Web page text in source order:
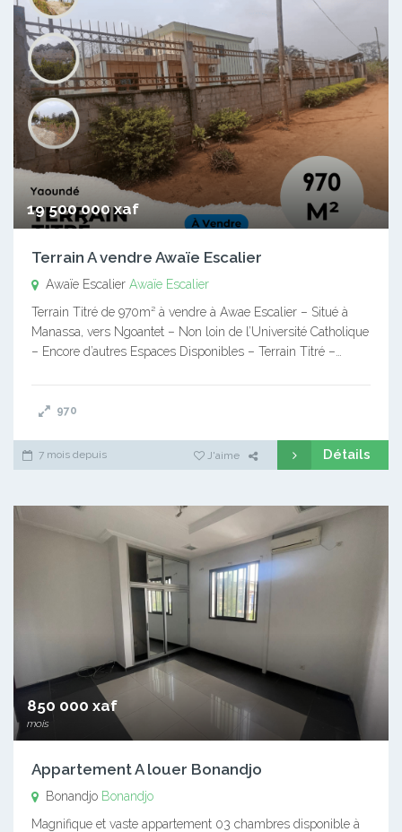
19 500 000 xaf
Terrain A vendre Awaïe Escalier
Awaïe Escalier Awaïe Escalier
Terrain Titré de 970m² à vendre à Awae Escalier – Situé à
Manassa, vers Ngoantet – Non loin de l’Université Catholique
– Encore d’autres Espaces Disponibles – Terrain Titré –…
970
7 mois depuis J'aime Détails
850 000 xaf
mois
Appartement A louer Bonandjo
Bonandjo Bonandjo
Magnifique et vaste appartement 03 chambres disponible à